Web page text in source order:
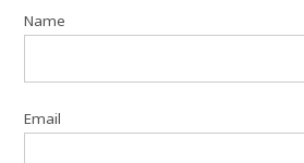
Name
Email